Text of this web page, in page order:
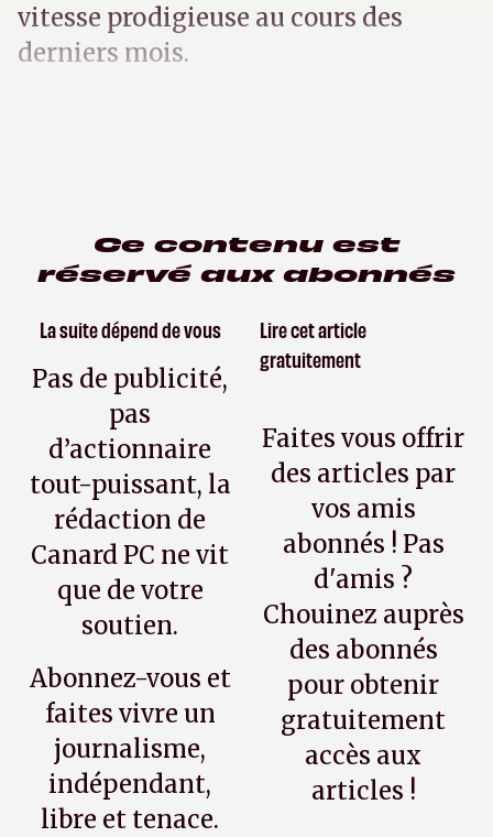
vitesse prodigieuse au cours des
derniers mois.
Ce contenu est
réservé aux abonnés
La suite dépend de vous
Pas de publicité,
pas
d’actionnaire
tout-puissant, la
rédaction de
Canard PC ne vit
que de votre
soutien.
Abonnez-vous et
faites vivre un
journalisme,
indépendant,
libre et tenace.
Lire cet article
gratuitement
Faites vous offrir
des articles par
vos amis
abonnés ! Pas
d'amis ?
Chouinez auprès
des abonnés
pour obtenir
gratuitement
accès aux
articles !